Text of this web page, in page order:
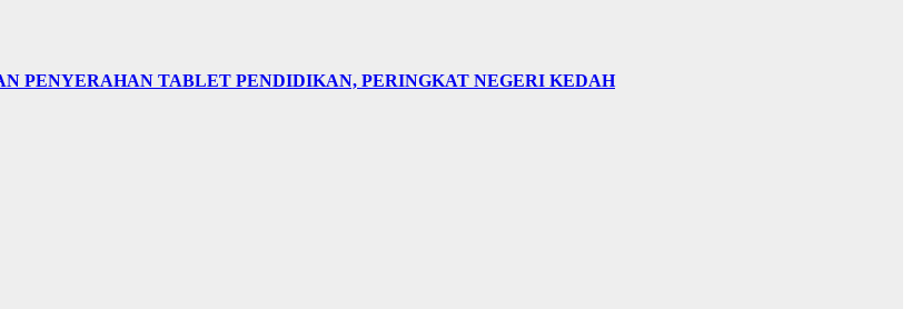
PENYERAHAN TABLET PENDIDIKAN, PERINGKAT NEGERI KEDAH